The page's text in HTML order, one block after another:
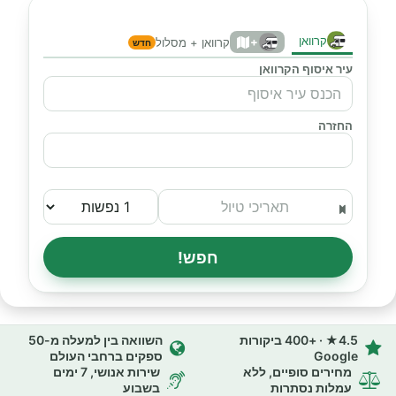
קרוואן + קרוואן + מסלול חדש
עיר איסוף הקרוואן
החזרה
חפש!
4.5★ · +400 ביקורות
Google
השוואה בין למעלה מ-50
ספקים ברחבי העולם
מחירים סופיים, ללא
עמלות נסתרות
שירות אנושי, 7 ימים
בשבוע